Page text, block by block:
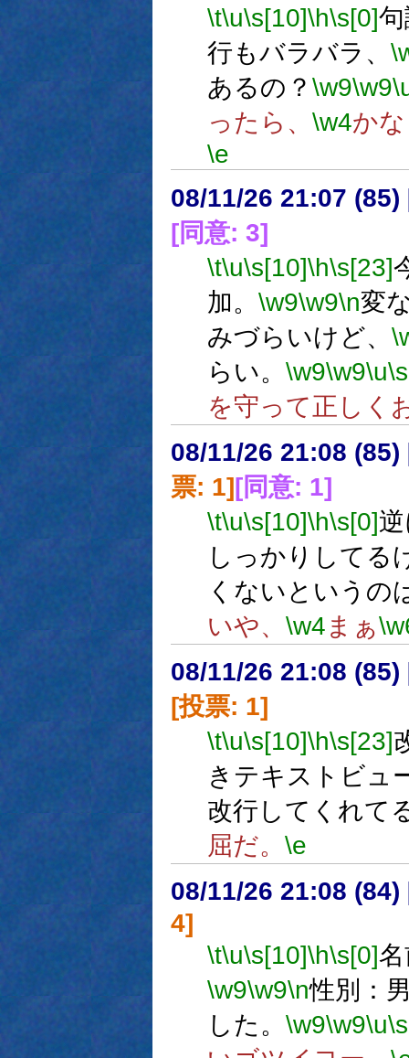
\t\u\s[10]\h\s[0]
行もバラバラ、
あるの？ \w9\w9
ったら、 \w4か
\e
08/11/26 21:07 (85)
[同意: 3]
\t\u\s[10]\h\s[23]
加。 \w9\w9\n変
みづらいけど、
らい。 \w9\w9\u
を守って正しく
08/11/26 21:08 (85)
票: 1][同意: 1]
\t\u\s[10]\h\s[0]
しっかりしてる
くないというの
いや、 \w4まぁ
08/11/26 21:08 (85)
[投票: 1]
\t\u\s[10]\h\s[23]
きテキストビュ
改行してくれて
屈だ。 \e
08/11/26 21:08 (84)
4]
\t\u\s[10]\h\s[0]
\w9\w9\n性別：
した。 \w9\w9\u